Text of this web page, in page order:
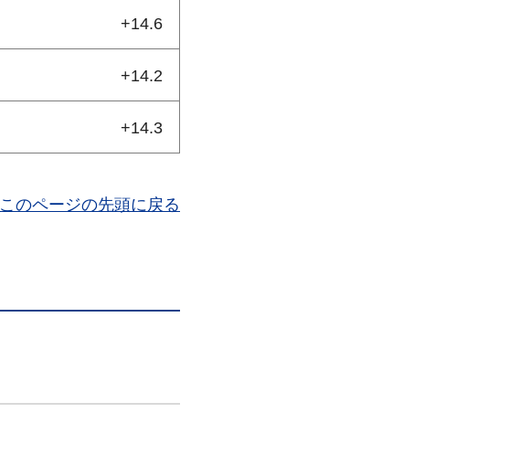
+14.6
+14.2
+14.3
このページの先頭に戻る